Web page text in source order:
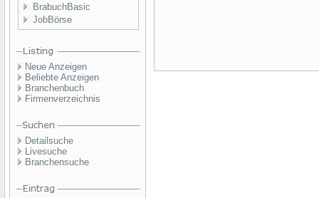
BrabuchBasic
JobBörse
Neue Anzeigen
Beliebte Anzeigen
Branchenbuch
Firmenverzeichnis
Detailsuche
Livesuche
Branchensuche